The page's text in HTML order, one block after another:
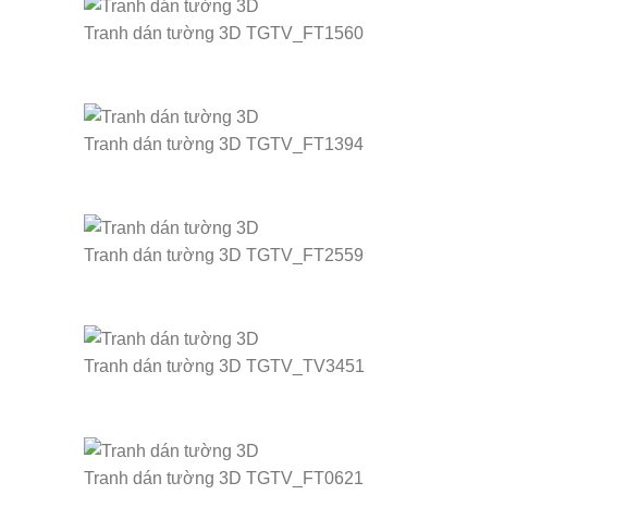
Tranh dán tường 3D TGTV_FT1560
Tranh dán tường 3D TGTV_FT1394
Tranh dán tường 3D TGTV_FT2559
Tranh dán tường 3D TGTV_TV3451
Tranh dán tường 3D TGTV_FT0621